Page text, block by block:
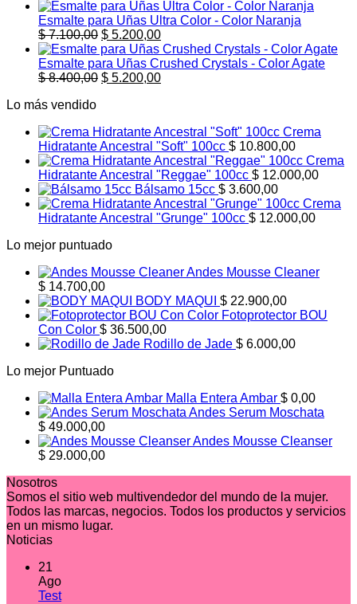
Esmalte para Uñas Ultra Color - Color Naranja
$7.100,00 El
precio
original
era:
$ 5.200,00El
precio
actual
es:
Esmalte para Uñas Crushed Crystals - Color Agate
$8.400,00 El
$ 8.400,00.
$ 5.200,00El
$ 5.200,00.
Lo más vendido
Crema
Hidratante Ancestral "Soft" 100cc $ 10.800,00
Crema
Hidratante Ancestral "Reggae" 100cc $ 12.000,00
Bálsamo 15cc $ 3.600,00
Crema
Hidratante Ancestral "Grunge" 100cc $ 12.000,00
Lo mejor puntuado
Andes Mousse Cleaner
$ 14.700,00
BODY MAQUI $ 22.900,00
Fotoprotector BOU
Con Color $ 36.500,00
Rodillo de Jade $ 6.000,00
Lo mejor Puntuado
Malla Entera Ambar $ 0,00
Andes Serum Moschata
$ 49.000,00
Andes Mousse Cleanser
$ 29.000,00
Nosotros
Somos el sitio web multivendedor del mundo de la mujer.
Todos las marcas, negocios. Todos los productos y servicios
en un mismo lugar.
Noticias
21
Ago
TestNo